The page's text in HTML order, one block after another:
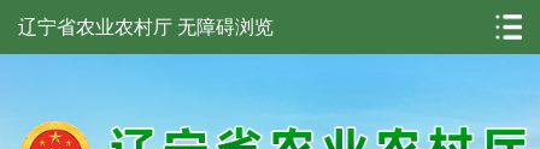
辽宁省农业农村厅 无障碍浏览